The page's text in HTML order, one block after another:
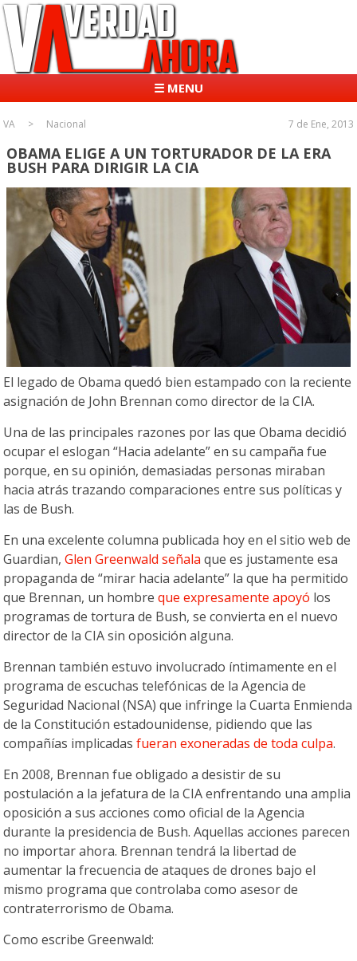
☰ MENU
VA Nacional 7 de Ene, 2013
OBAMA ELIGE A UN TORTURADOR DE LA ERA
BUSH PARA DIRIGIR LA CIA
El legado de Obama quedó bien estampado con la reciente
asignación de John Brennan como director de la CIA.
Una de las principales razones por las que Obama decidió
ocupar el eslogan “Hacia adelante” en su campaña fue
porque, en su opinión, demasiadas personas miraban
hacia atrás trazando comparaciones entre sus políticas y
las de Bush.
En una excelente columna publicada hoy en el sitio web de
Guardian,Glen Greenwald señala que es justamente esa
propaganda de “mirar hacia adelante” la que ha permitido
que Brennan, un hombreque expresamente apoyó los
programas de tortura de Bush, se convierta en el nuevo
director de la CIA sin oposición alguna.
Brennan también estuvo involucrado íntimamente en el
programa de escuchas telefónicas de la Agencia de
Seguridad Nacional (NSA) que infringe la Cuarta Enmienda
de la Constitución estadounidense, pidiendo que las
compañías implicadasfueran exoneradas de toda culpa.
En 2008, Brennan fue obligado a desistir de su
postulación a la jefatura de la CIA enfrentando una amplia
oposición a sus acciones como oficial de la Agencia
durante la presidencia de Bush. Aquellas acciones parecen
no importar ahora. Brennan tendrá la libertad de
aumentar la frecuencia de ataques de drones bajo el
mismo programa que controlaba como asesor de
contraterrorismo de Obama.
Como escribe Greenwald: